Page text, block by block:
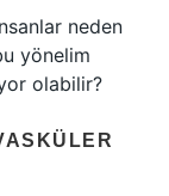
neden
yönelim
olabilir?